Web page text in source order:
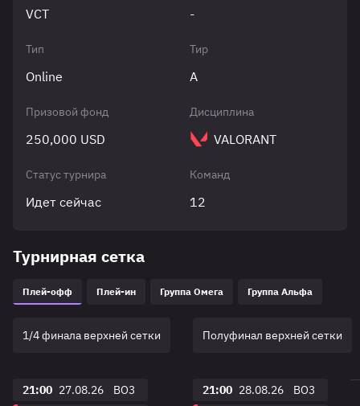
VCT -
Тип
Online
Тир
A
Призовой фонд
250,000 USD
Дисциплина
VALORANT
Статус турнира
Идет сейчас
Команд
12
Турнирная сетка
Плей-офф Плей-ин Группа Омега Группа Альфа
1/4 финала верхней сетки
21:00 27.08.26
BO3
Полуфинал верхней сетки
21:00 28.08.26
BO3